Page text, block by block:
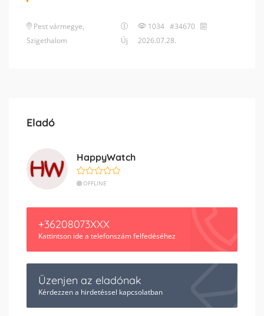
Pest vármegye,
Szigethalom
Új
1034 #34670
2026.07.28.
Eladó
HappyWatch
OFFLINE
+36208073XXX
Kattintson ide a telefonszám felfedéséhez
Üzenjen az eladónak
Kérdezzen a hirdetéssel kapcsolatban